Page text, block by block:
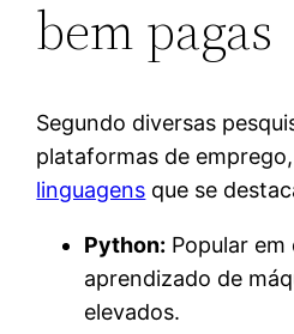
bem pagas
Segundo diversas
plataformas de
linguagens que se
Python: Popular em
aprendizado de
elevados.